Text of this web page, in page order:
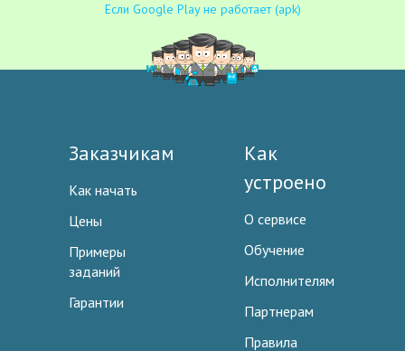
Если Google Play не работает (apk)
Заказчикам
Как начать
Цены
Примеры
заданий
Гарантии
Как
устроено
О сервисе
Обучение
Исполнителям
Партнерам
Правила